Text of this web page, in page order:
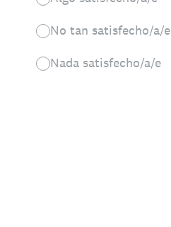
No tan satisfecho/a/e
Nada satisfecho/a/e